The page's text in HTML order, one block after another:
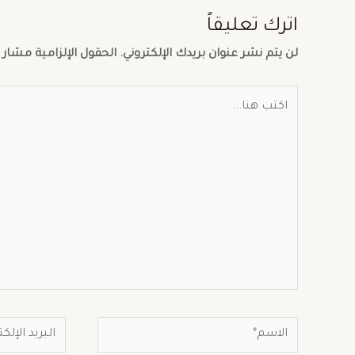
اترك تعليقاً
لن يتم نشر عنوان بريدك الإلكتروني. الحقول الإلزامية مشار